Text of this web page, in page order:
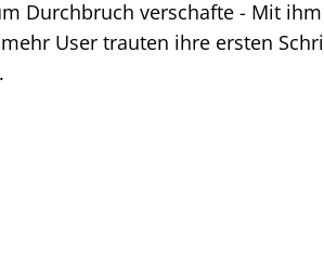
Durchbruch verschafte - Mit ihm
User trauten ihre ersten